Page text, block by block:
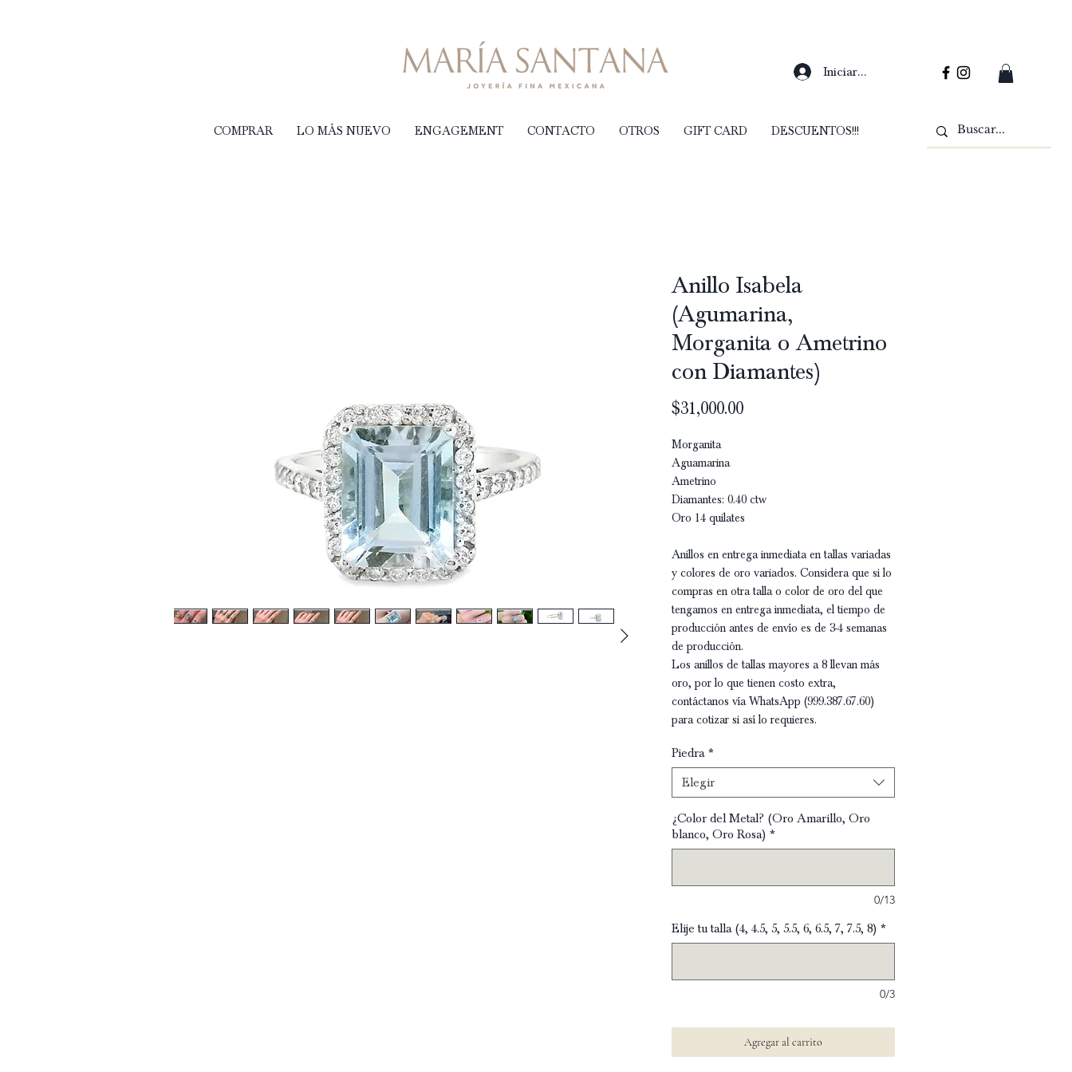
Iniciar sesión
COMPRAR LO MÁS NUEVO ENGAGEMENT CONTACTO OTROS GIFT CARD DESCUENTOS!!!
Anillo Isabela
(Agumarina,
Morganita o Ametrino
con Diamantes)
$31,000.00Precio
Morganita
Aguamarina
Ametrino
Diamantes: 0.40 ctw
Oro 14 quilates
Anillos en entrega inmediata en tallas variadas
y colores de oro variados. Considera que si lo
compras en otra talla o color de oro del que
tengamos en entrega inmediata, el tiempo de
producción antes de envío es de 3-4 semanas
de producción.
Los anillos de tallas mayores a 8 llevan más
oro, por lo que tienen costo extra,
contáctanos vía WhatsApp (999.387.67.60)
para cotizar si así lo requieres.
Piedra *
Elegir
¿Color del Metal? (Oro Amarillo, Oro
blanco, Oro Rosa) *
0/13
Elije tu talla (4, 4.5, 5, 5.5, 6, 6.5, 7, 7.5, 8) *
0/3
Agregar al carrito